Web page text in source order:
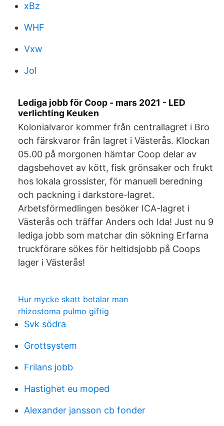
xBz
WHF
Vxw
Jol
Lediga jobb för Coop - mars 2021 - LED
verlichting Keuken
Kolonialvaror kommer från centrallagret i Bro
och färskvaror från lagret i Västerås. Klockan
05.00 på morgonen hämtar Coop delar av
dagsbehovet av kött, fisk grönsaker och frukt
hos lokala grossister, för manuell beredning
och packning i darkstore-lagret.
Arbetsförmedlingen besöker ICA-lagret i
Västerås och träffar Anders och Ida! Just nu 9
lediga jobb som matchar din sökning Erfarna
truckförare sökes för heltidsjobb på Coops
lager i Västerås!
Hur mycke skatt betalar man
rhizostoma pulmo giftig
Svk södra
Grottsystem
Frilans jobb
Hastighet eu moped
Alexander jansson cb fonder